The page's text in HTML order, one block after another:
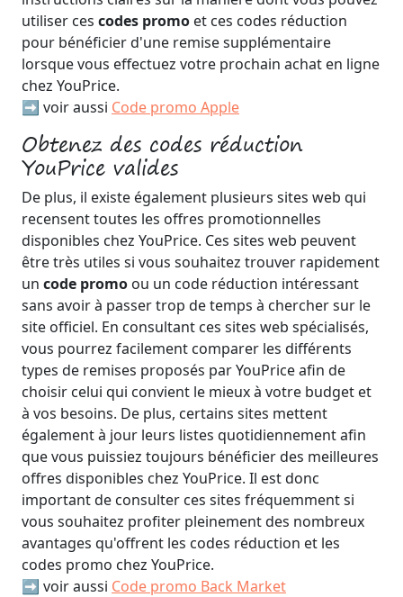
utiliser ces codes promo et ces codes réduction
pour bénéficier d'une remise supplémentaire
lorsque vous effectuez votre prochain achat en ligne
chez YouPrice.
➡️ voir aussi Code promo Apple
Obtenez des codes réduction
YouPrice valides
De plus, il existe également plusieurs sites web qui
recensent toutes les offres promotionnelles
disponibles chez YouPrice. Ces sites web peuvent
être très utiles si vous souhaitez trouver rapidement
un code promo ou un code réduction intéressant
sans avoir à passer trop de temps à chercher sur le
site officiel. En consultant ces sites web spécialisés,
vous pourrez facilement comparer les différents
types de remises proposés par YouPrice afin de
choisir celui qui convient le mieux à votre budget et
à vos besoins. De plus, certains sites mettent
également à jour leurs listes quotidiennement afin
que vous puissiez toujours bénéficier des meilleures
offres disponibles chez YouPrice. Il est donc
important de consulter ces sites fréquemment si
vous souhaitez profiter pleinement des nombreux
avantages qu'offrent les codes réduction et les
codes promo chez YouPrice.
➡️ voir aussi Code promo Back Market